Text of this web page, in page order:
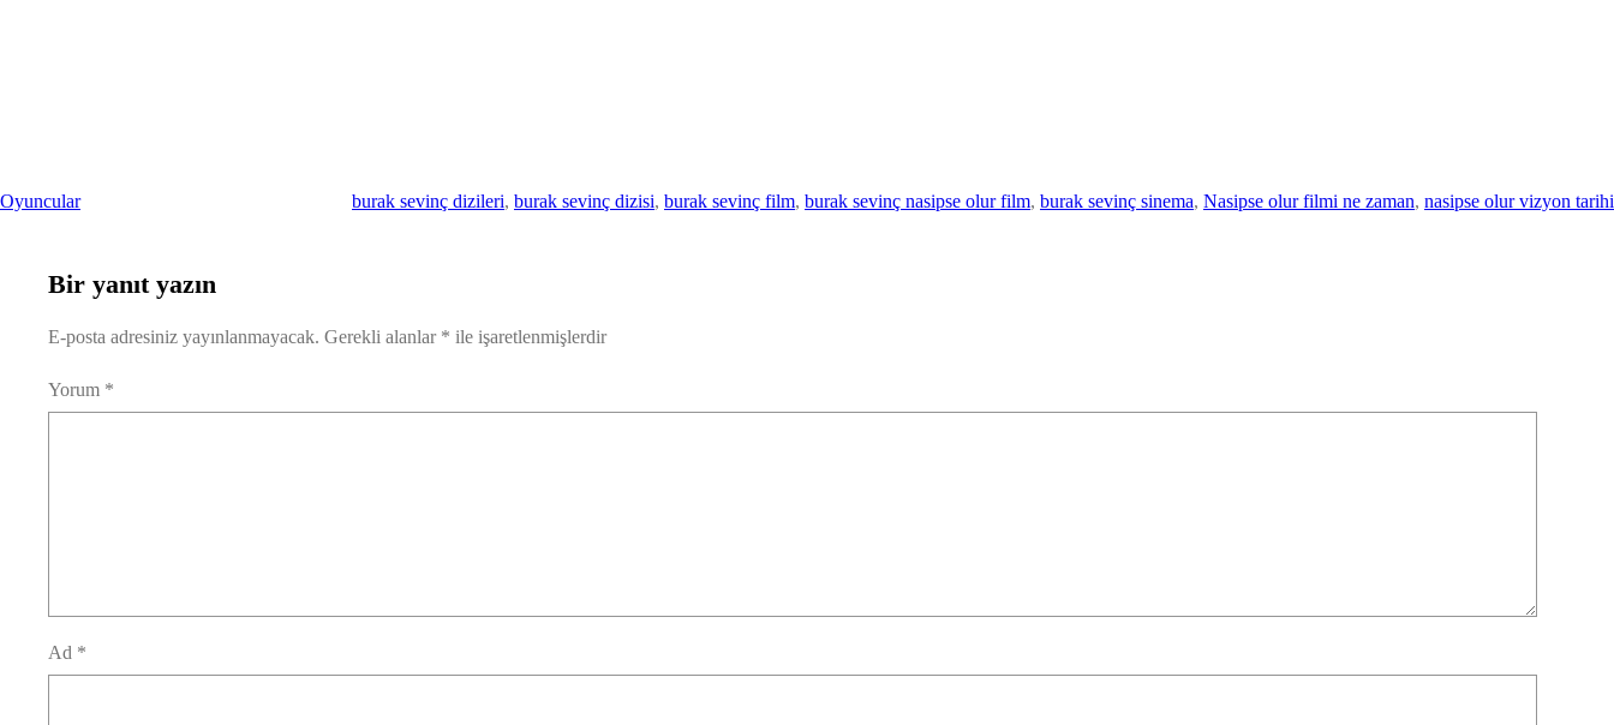
Oyuncular burak sevinç dizileri, burak sevinç dizisi, burak sevinç film, burak sevinç nasipse olur film, burak sevinç sinema, Nasipse olur filmi ne zaman, nasipse olur vizyon tarihi
Bir yanıt yazın
E-posta adresiniz yayınlanmayacak. Gerekli alanlar * ile işaretlenmişlerdir
Yorum *
Ad *